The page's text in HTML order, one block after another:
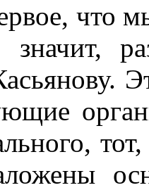
что
значит,